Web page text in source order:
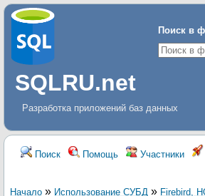
Поиск в
SQLRU.net
Разработка приложений баз данных
Поиск Помощь Участники
Начало » Использование СУБД » Firebird,